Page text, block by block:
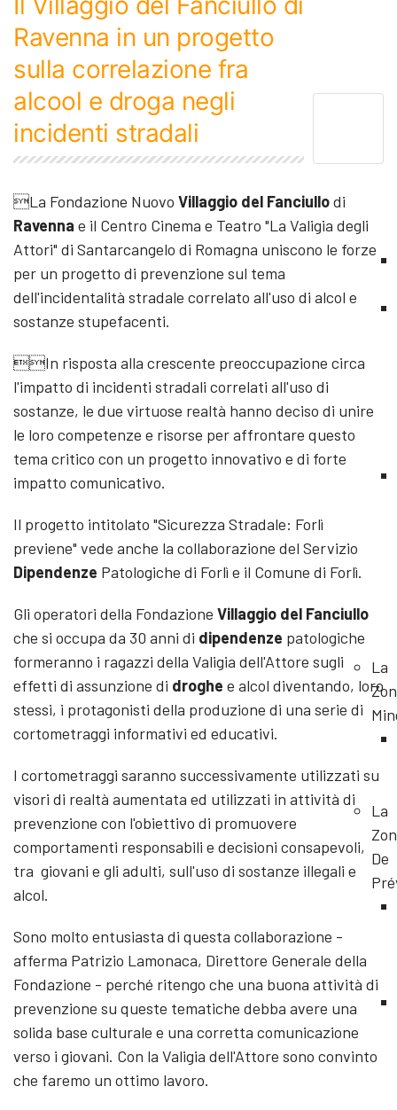
La
La
De
Ravenna in un progetto
sulla correlazione fra
alcool e droga negli
incidenti stradali
La Fondazione Nuovo Villaggio del Fanciullodi
Ravenna e il Centro Cinema e Teatro "La Valigia degli
Attori" di Santarcangelo di Romagna uniscono le forze
per un progetto di prevenzione sul tema
dell'incidentalità stradale correlato all'uso di alcol e
sostanze stupefacenti.
In risposta alla crescente preoccupazione circa
l'impatto di incidenti stradali correlati all'uso di
sostanze, le due virtuose realtà hanno deciso di unire
le loro competenze e risorse per affrontare questo
tema critico con un progetto innovativo e di forte
impatto comunicativo.
Il progetto intitolato "Sicurezza Stradale: Forlì
previene" vede anche la collaborazione del Servizio
Dipendenze Patologiche di Forlì e il Comune di Forlì.
Gli operatori della Fondazione Villaggio del Fanciullo
che si occupa da 30 anni di dipendenze patologiche
formeranno i ragazzi della Valigia dell'Attore sugli
effetti di assunzione di droghe e alcol diventando, loro
stessi, i protagonisti della produzione di una serie di
cortometraggi informativi ed educativi.
I cortometraggi saranno successivamente utilizzati su
visori di realtà aumentata ed utilizzati in attività di
prevenzione con l'obiettivo di promuovere
comportamenti responsabili e decisioni consapevoli,
tra giovani e gli adulti, sull'uso di sostanze illegali e
alcol.
Sono molto entusiasta di questa collaborazione -
afferma Patrizio Lamonaca, Direttore Generale della
Fondazione - perché ritengo che una buona attività di
prevenzione su queste tematiche debba avere una
solida base culturale e una corretta comunicazione
verso i giovani. Con la Valigia dell'Attore sono convinto
che faremo un ottimo lavoro.